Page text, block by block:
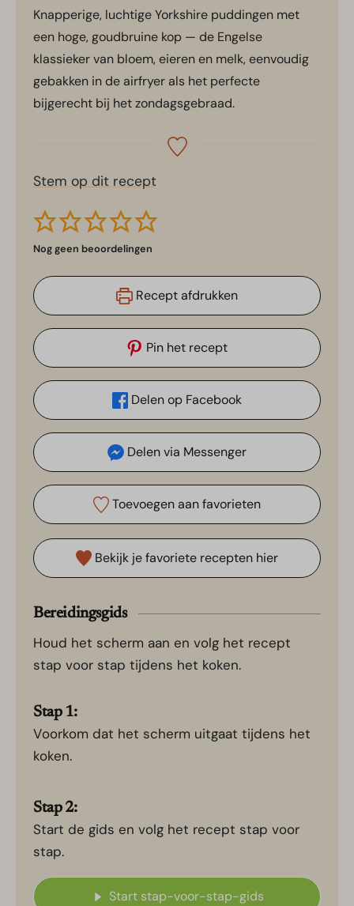
Knapperige, luchtige Yorkshire puddingen met
een hoge, goudbruine kop — de Engelse
klassieker van bloem, eieren en melk, eenvoudig
gebakken in de airfryer als het perfecte
bijgerecht bij het zondagsgebraad.
Stem op dit recept
Nog geen beoordelingen
Recept afdrukken
Pin het recept
Delen op Facebook
Delen via Messenger
Toevoegen aan favorieten
Bekijk je favoriete recepten hier
Bereidingsgids
Houd het scherm aan en volg het recept
stap voor stap tijdens het koken.
Stap 1:
Voorkom dat het scherm uitgaat tijdens het
koken.
Stap 2:
Start de gids en volg het recept stap voor
stap.
Start stap-voor-stap-gids